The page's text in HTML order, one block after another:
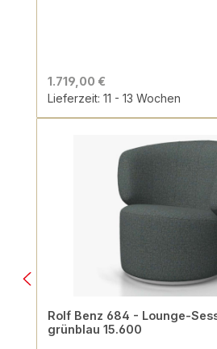
1.719,00 €
Lieferzeit: 11 - 13 Wochen
Rolf Benz 684 - Lounge-
grünblau 15.600